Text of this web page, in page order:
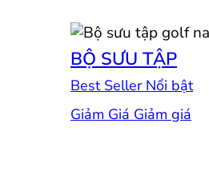
BỘ SƯU TẬP
Best Seller
Giảm Giá